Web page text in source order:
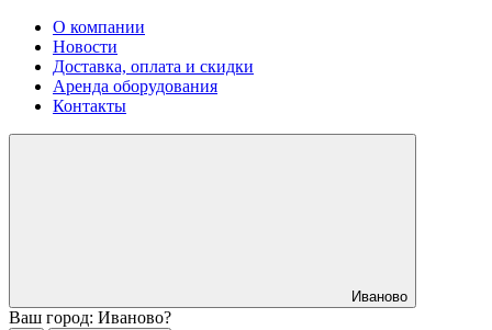
О компании
Новости
Доставка, оплата и скидки
Аренда оборудования
Контакты
Иваново
Ваш город: Иваново?